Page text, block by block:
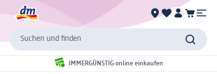
Suchen und finden
IMMERGÜNSTIG online einkaufen